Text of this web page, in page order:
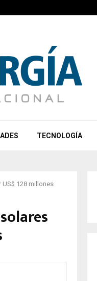
TECNOLOGÍA
128 millones